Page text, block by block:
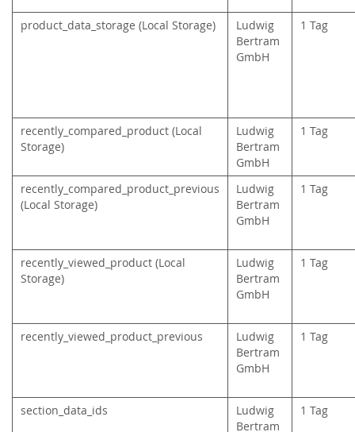
product_data_storage (Local Storage)
Ludwig
Bertram
GmbH
1 Tag
recently_compared_product (Local
Storage)
Ludwig
Bertram
GmbH
1 Tag
recently_compared_product_previous
(Local Storage)
Ludwig
Bertram
GmbH
1 Tag
recently_viewed_product (Local
Storage)
Ludwig
Bertram
GmbH
1 Tag
recently_viewed_product_previous
Ludwig
Bertram
GmbH
1 Tag
section_data_ids
Ludwig
Bertram
1 Tag